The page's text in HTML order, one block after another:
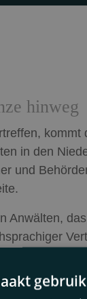
hinweg
in den
und
Anwälten,